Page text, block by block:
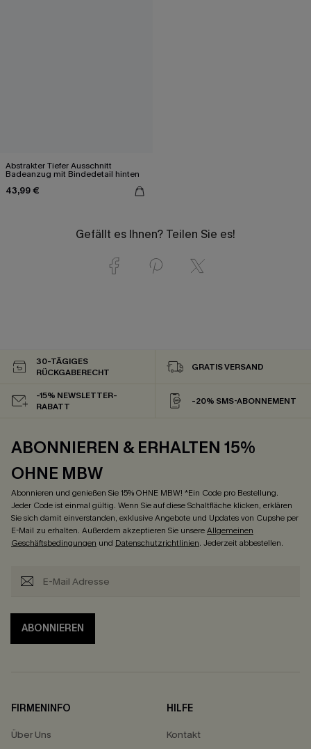
Abstrakter Tiefer Ausschnitt
Badeanzug mit Bindedetail hinten
43,99 €
Gefällt es Ihnen? Teilen Sie es!
30-TÄGIGES
RÜCKGABERECHT
GRATIS VERSAND
-15% NEWSLETTER-
RABATT
-20% SMS-ABONNEMENT
ABONNIEREN & ERHALTEN 15%
OHNE MBW
Abonnieren und genießen Sie 15% OHNE MBW! *Ein Code pro Bestellung.
Jeder Code ist einmal gültig. Wenn Sie auf diese Schaltfläche klicken, erklären
Sie sich damit einverstanden, exklusive Angebote und Updates von Cupshe per
E-Mail zu erhalten. Außerdem akzeptieren Sie unsereAllgemeinen
Geschäftsbedingungen und Datenschutzrichtlinien. Jederzeit abbestellen.
ABONNIEREN
FIRMENINFO
Über Uns
HILFE
Kontakt